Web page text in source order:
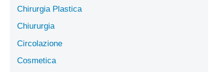
Chirurgia Plastica
Chiururgia
Circolazione
Cosmetica